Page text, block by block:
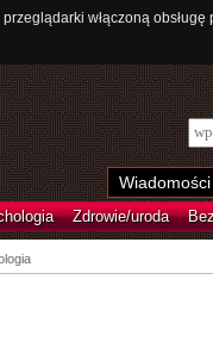
włączoną
Wiadomości
Zdrowie/uroda